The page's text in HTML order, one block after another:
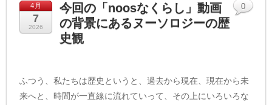
4月
7
2026
今回の「noosなくらし」動画
の背景にあるヌーソロジーの歴
史観
ふつう、私たちは歴史というと、過去から現在、現在から未
来へと、時間が一直線に流れていって、その上にいろいろな
0